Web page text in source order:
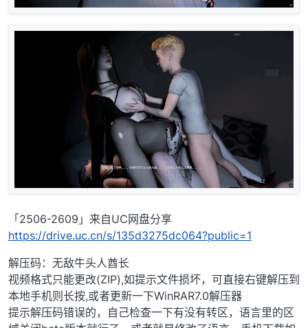
「2506-2609」来自UC网盘分享
https://drive.uc.cn/s/135d3275dc064?public=1
解压码：无敌牛头人酋长
视频格式只能更改(ZIP),如提示文件损坏，可直接右键解压到
本地手机则长按,或者更新一下WinRAR7.0解压器
提示解压码错误的，自己检查一下有没有转区，语言里的区